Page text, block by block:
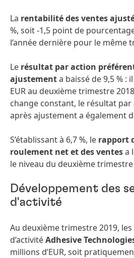
La rentabilité des ventes
%, soit -1,5 point de
l’année dernière pour le même
Le résultat par action
ajustementa baissé de 9,5 % :
EUR au deuxième trimestre
change constant, le résultat
après ajustement a également
S’établissant à 6,7 %, le rapport
roulement net et des ventesa
le niveau du deuxième trimestre
Développement des
d'activité
Au deuxième trimestre 2019,
d’activitéAdhesive
millions d’EUR, soit